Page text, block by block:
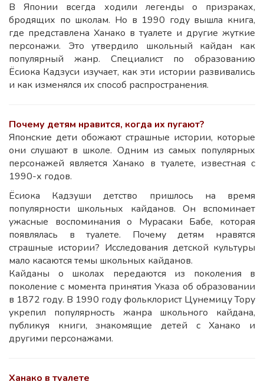
В Японии всегда ходили легенды о призраках,
бродящих по школам. Но в 1990 году вышла книга,
где представлена Ханако в туалете и другие жуткие
персонажи. Это утвердило школьный кайдан как
популярный жанр. Специалист по образованию
Ёсиока Кадзуси изучает, как эти истории развивались
и как изменялся их способ распространения.
Почему детям нравится, когда их пугают?
Японские дети обожают страшные истории, которые
они слушают в школе. Одним из самых популярных
персонажей является Ханако в туалете, известная с
1990-х годов.
Ёсиока Кадзуши детство пришлось на время
популярности школьных кайданов. Он вспоминает
ужасные воспоминания о Мурасаки Бабе, которая
появлялась в туалете. Почему детям нравятся
страшные истории? Исследования детской культуры
мало касаются темы школьных кайданов.
Кайданы о школах передаются из поколения в
поколение с момента принятия Указа об образовании
в 1872 году. В 1990 году фольклорист Цунемицу Тору
укрепил популярность жанра школьного кайдана,
публикуя книги, знакомящие детей с Ханако и
другими персонажами.
Ханако в туалете